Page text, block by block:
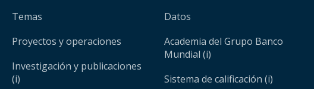
Temas
Proyectos y operaciones
Investigación y publicaciones
(i)
Datos
Academia del Grupo Banco
Mundial (i)
Sistema de calificación (i)